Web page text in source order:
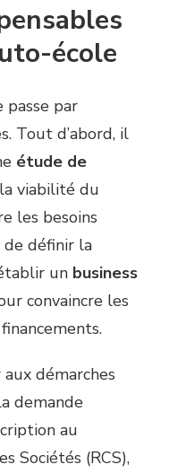
école
passe par
Tout d’abord, il
étude de
viabilité du
les besoins
définir la
un business
convaincre les
démarches
demande
au
Sociétés (RCS),